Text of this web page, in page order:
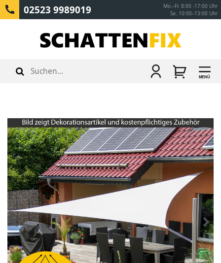
02523 9989019
Mo.–Fr. 8:00 -17:00 Uhr
Sa. 10:00–13:00 Uhr
MENÜ